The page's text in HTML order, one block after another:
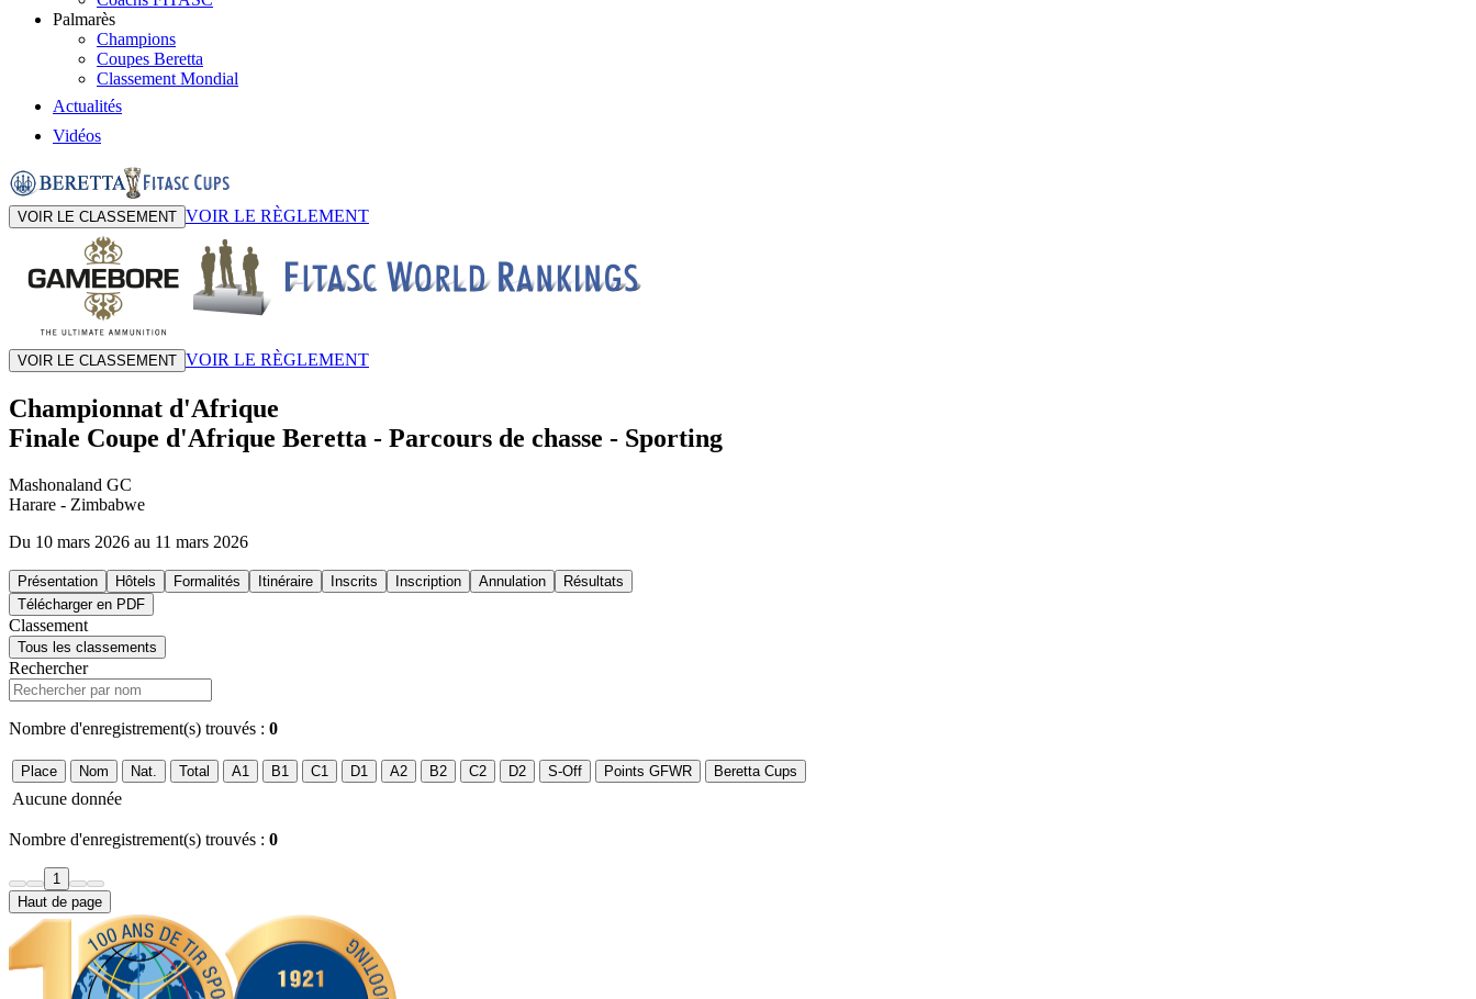
Palmarès
Champions
Coupes Beretta
Classement Mondial
Actualités
Vidéos
VOIR LE CLASSEMENT VOIR LE RÈGLEMENT
VOIR LE CLASSEMENT VOIR LE RÈGLEMENT
Championnat d'Afrique
Finale Coupe d'Afrique Beretta - Parcours de chasse - Sporting
Mashonaland GC
Harare - Zimbabwe
Du 10 mars 2026 au 11 mars 2026
Présentation Hôtels Formalités Itinéraire Inscrits Inscription Annulation
Résultats
Télécharger en PDF
Classement
Tous les classements
Rechercher
Nombre d'enregistrement(s) trouvés : 0
Place Nom Nat. Total A1 B1 C1 D1 A2 B2 C2 D2 S-Off Points GFWR Beretta Cups
Aucune donnée
Nombre d'enregistrement(s) trouvés : 0
1
Haut de page